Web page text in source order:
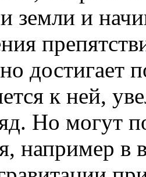
земли и
достигает
к ней,
Но могут
например в